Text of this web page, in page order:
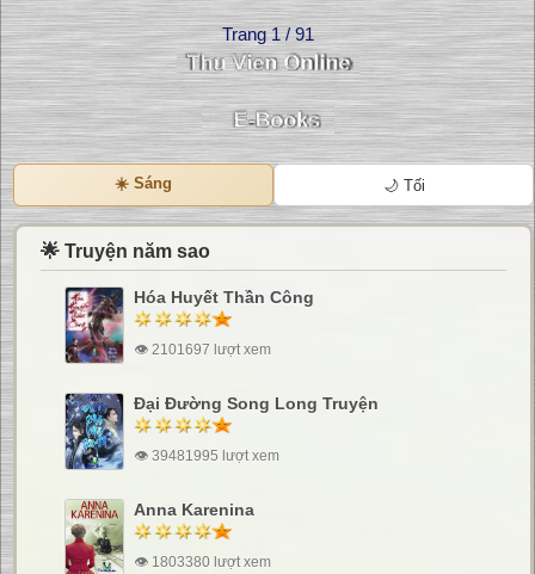
Trang 1 / 91
☀️ Sáng 🌙 Tối
🌟 Truyện năm sao
Hóa Huyết Thần Công
👁 2101697 lượt xem
Đại Đường Song Long Truyện
👁 39481995 lượt xem
Anna Karenina
👁 1803380 lượt xem